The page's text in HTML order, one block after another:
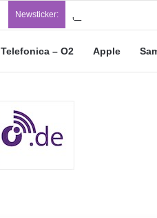
Newsticker: „Junge
Telefonica – O2 Apple